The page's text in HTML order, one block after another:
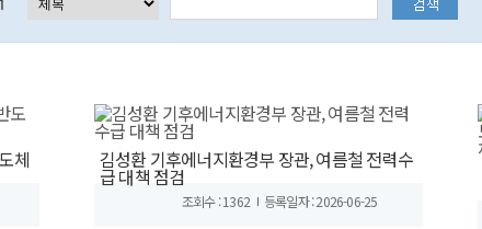
체 김성환 기후에너지환경부 장관, 여름철 전력수
급 대책 점검
조회수 : 1362 등록일자 : 2026-06-25